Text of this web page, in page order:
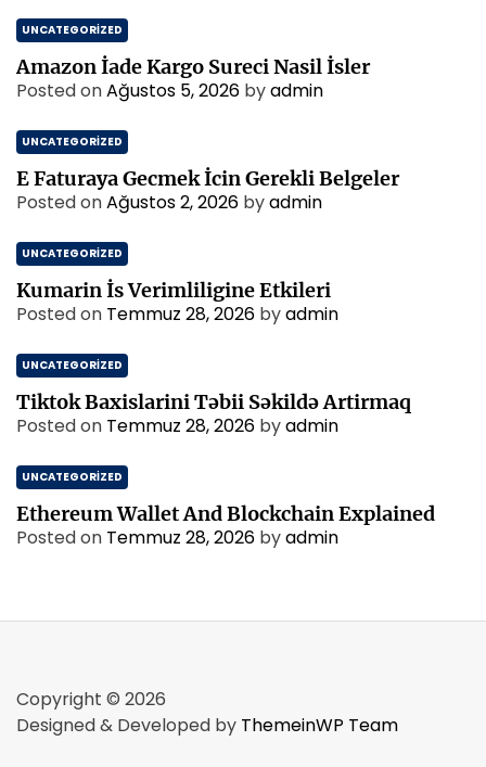
UNCATEGORIZED
Amazon İade Kargo Sureci Nasil İsler
Posted onAğustos 5, 2026 byadmin
UNCATEGORIZED
E Faturaya Gecmek İcin Gerekli Belgeler
Posted onAğustos 2, 2026 byadmin
UNCATEGORIZED
Kumarin İs Verimliligine Etkileri
Posted on Temmuz 28, 2026 byadmin
UNCATEGORIZED
Tiktok Baxislarini Təbii Səkildə Artirmaq
Posted on Temmuz 28, 2026 byadmin
UNCATEGORIZED
Ethereum Wallet And Blockchain Explained
Posted on Temmuz 28, 2026 byadmin
Copyright © 2026
Designed & Developed by ThemeinWP Team